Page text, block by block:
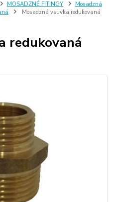
MOSADZNÉ FITINGY
Mosadzná
Mosadzná vsuvka redukovaná
redukovaná